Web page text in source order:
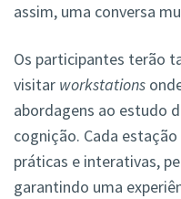
assim, uma conversa
Os participantes terão
visitar workstations
abordagens ao estudo
cognição. Cada
práticas e interativas,
garantindo uma